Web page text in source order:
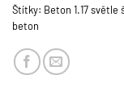
Štítky: Beton 1.17 světle
beton